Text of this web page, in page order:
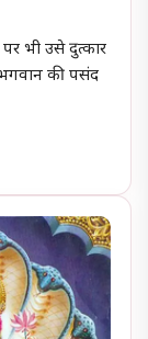
भी उसे दुत्कार
की पसंद